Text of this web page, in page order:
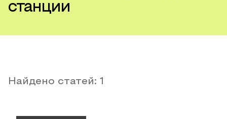
станции
Найдено статей: 1